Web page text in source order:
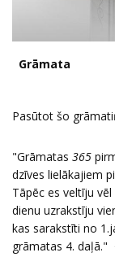
Grāmata
Pasūtot šo
"Grāmatas 365
dzīves lielākajiem
Tāpēc es veltīju
dienu uzrakstīju
kas sarakstīti no
grāmatas 4. daļā."